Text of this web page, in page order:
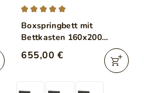
Boxspringbett mit
Bettkasten 160x200
Marbella Dunkelgrau
655,00 €